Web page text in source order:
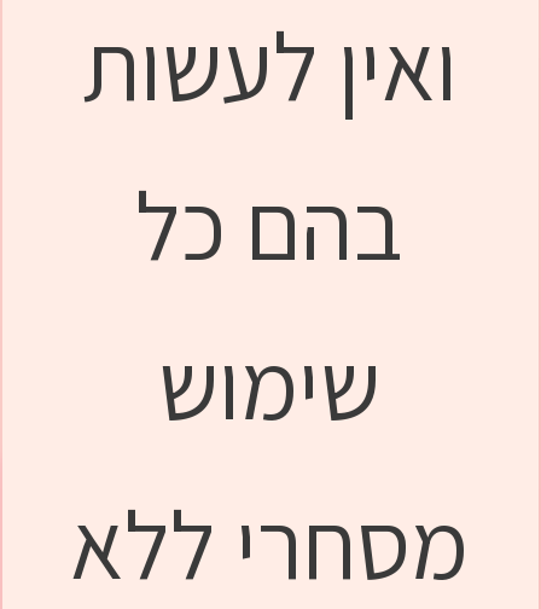
ואין לעשות
בהם כל
שימוש
מסחרי ללא